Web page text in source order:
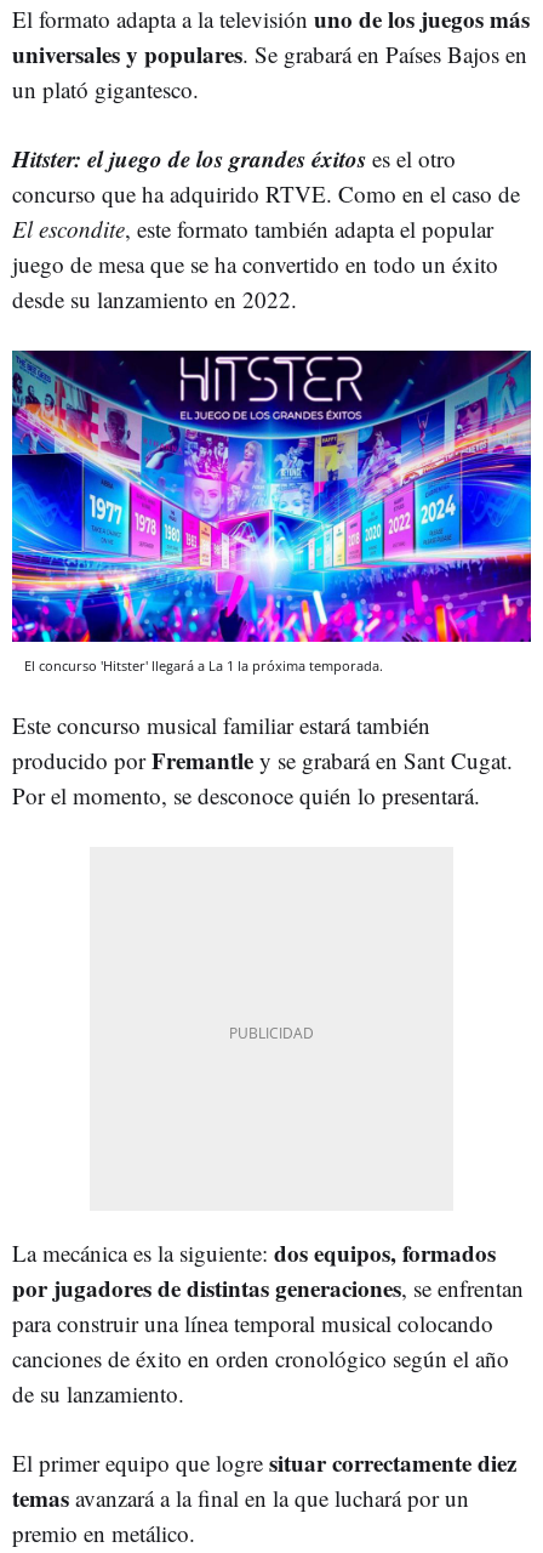
El formato adapta a la televisión uno de los juegos más
universales y populares. Se grabará en Países Bajos en
un plató gigantesco.
Hitster: el juego de los grandes éxitos es el otro
concurso que ha adquirido RTVE. Como en el caso de
El escondite, este formato también adapta el popular
juego de mesa que se ha convertido en todo un éxito
desde su lanzamiento en 2022.
El concurso 'Hitster' llegará a La 1 la próxima temporada.
Este concurso musical familiar estará también
producido porFremantle y se grabará en Sant Cugat.
Por el momento, se desconoce quién lo presentará.
La mecánica es la siguiente: dos equipos, formados
por jugadores de distintas generaciones, se enfrentan
para construir una línea temporal musical colocando
canciones de éxito en orden cronológico según el año
de su lanzamiento.
El primer equipo que logre situar correctamente diez
temas avanzará a la final en la que luchará por un
premio en metálico.